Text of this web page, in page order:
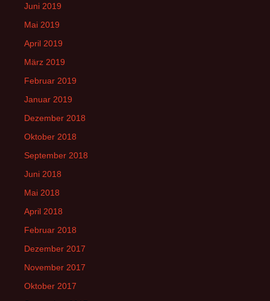
Juni 2019
Mai 2019
April 2019
März 2019
Februar 2019
Januar 2019
Dezember 2018
Oktober 2018
September 2018
Juni 2018
Mai 2018
April 2018
Februar 2018
Dezember 2017
November 2017
Oktober 2017